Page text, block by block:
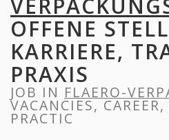
OFFENE
KARRIERE,
PRAXIS
JOB IN FLAERO-
VACANCIES,
PRACTIC